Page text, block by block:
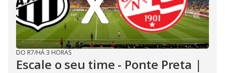
DO R7/HÁ 3 HORAS
Escale o seu time - Ponte Preta |